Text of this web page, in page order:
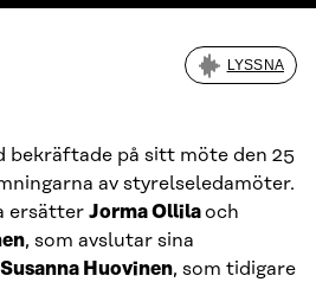
LYSSNA
bekräftade på sitt möte den 25
av styrelseledamöter.
ersätter Jorma Ollilaoch
, som avslutar sina
Susanna Huovinen, som tidigare